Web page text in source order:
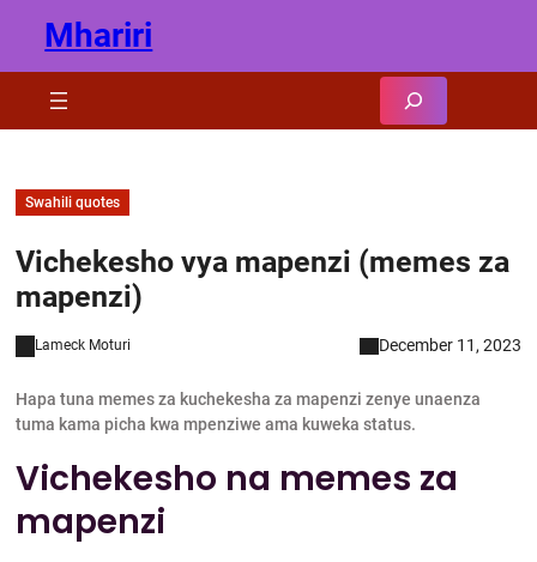
content
Mhariri
Swahili quotes
Vichekesho vya mapenzi (memes za
mapenzi)
Lameck Moturi December 11, 2023
Hapa tuna memes za kuchekesha za mapenzi zenye unaenza
tuma kama picha kwa mpenziwe ama kuweka status.
Vichekesho na memes za
mapenzi